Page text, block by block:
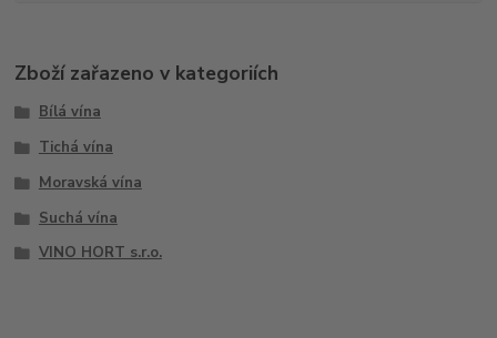
Zboží zařazeno v kategoriích
Bílá vína
Tichá vína
Moravská vína
Suchá vína
VINO HORT s.r.o.